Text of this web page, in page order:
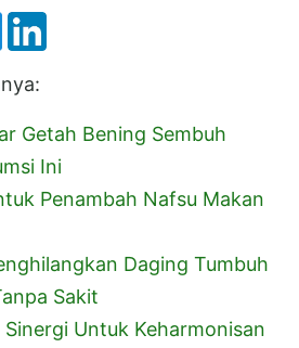
Getah Bening Sembuh
Ini
Penambah Nafsu Makan
Daging Tumbuh
Sakit
Untuk Keharmonisan